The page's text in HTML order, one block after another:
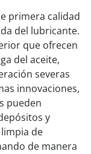
primera calidad
del lubricante.
que ofrecen
del aceite,
severas
innovaciones,
pueden
y
de
de manera